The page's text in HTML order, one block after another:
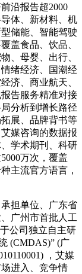
沿报告超2000
体、新材料、机
储能、智能驾驶
盖食品、饮品、
、母婴、出行、
绪经济、国潮经
济、商业航天、
告服务精准对接
分析到增长路径
展、品牌背书等
媒咨询的数据报
学术期刊、科研
万次，覆盖
主流官方语言，
担单位、广东省
广州市首批人工
公司独立自主研
(CMDAS)” (广
，艾媒
进入、竞争情